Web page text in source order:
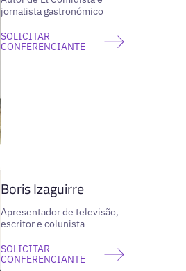
jornalista gastronómico
SOLICITAR
CONFERENCIANTE
Boris Izaguirre
Apresentador de televisão,
escritor e colunista
SOLICITAR
CONFERENCIANTE